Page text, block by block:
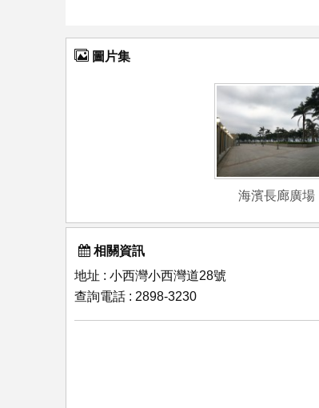
圖片集
海濱長廊廣場
相關資訊
地址 : 小西灣小西灣道28號
查詢電話 : 2898-3230